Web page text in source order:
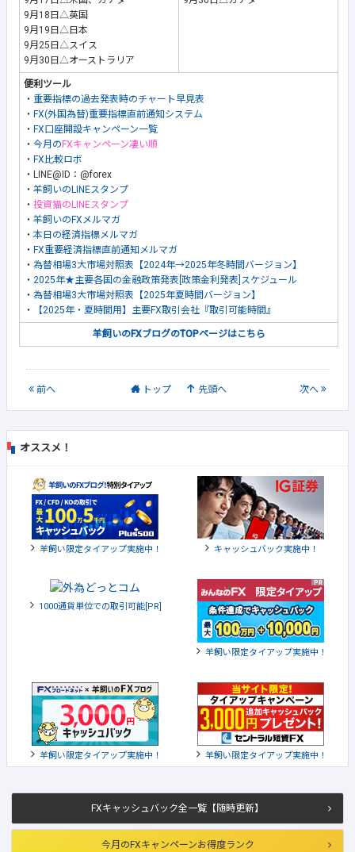
9月18日△英国
9月19日△日本
9月25日△スイス
9月30日△オーストラリア
便利ツール
・ 重要指標の過去発表時のチャート早見表
・ FX(外国為替)重要指標直前通知システム
・ FX口座開設キャンペーン一覧
・ 今月の FXキャンペーン凄い順
・ FX比較ロボ
・LINE@ID：@forex
・ 羊飼いのLINEスタンプ
・ 投資猫のLINEスタンプ
・ 羊飼いのFXメルマガ
・ 本日の経済指標メルマガ
・ FX重要経済指標直前通知メルマガ
・ 為替相場3大市場対照表【2024年→2025年冬時間バージョン】
・ 2025年★主要各国の金融政策発表[政策金利発表]スケジュール
・ 為替相場3大市場対照表【2025年夏時間バージョン】
・
【2025年・夏時間用】主要FX取引会社『取引可能時間』
羊飼いのFXブログのTOPページはこちら
前へ トップ 先頭へ 次へ
FXキャッシュバック全一覧【随時更新】
今月のFXキャンペーンお得度ランク
オススメ！
羊飼い限定タイアップ実施中！ キャッシュバック実施中！
1000通貨単位での取引可能[PR]
羊飼い限定タイアップ実施中！
羊飼い限定タイアップ実施中！ 羊飼い限定タイアップ実施中！